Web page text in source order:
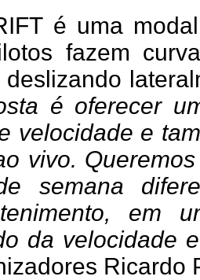
é uma
fazem
deslizando
é oferecer
velocidade e
vivo.
semana
em
da velocidade
Ricardo